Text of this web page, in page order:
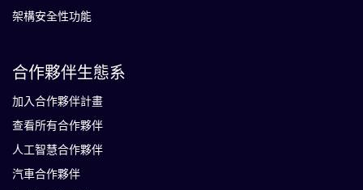
架構安全性功能
合作夥伴生態系
加入合作夥伴計畫
查看所有合作夥伴
人工智慧合作夥伴
汽車合作夥伴